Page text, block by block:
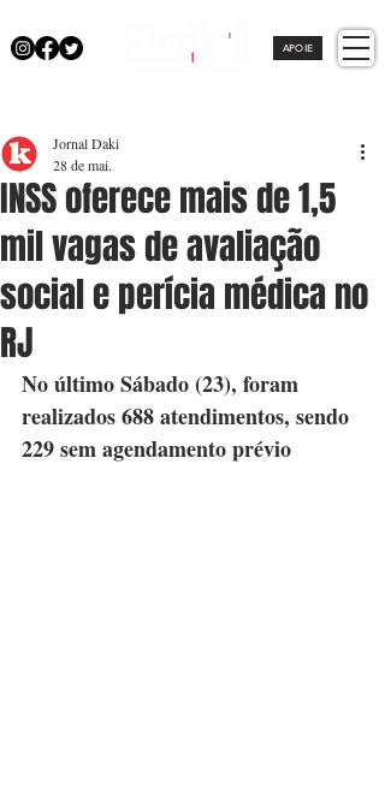
APOIE
INSS oferece mais de 1,5
mil vagas de avaliação
social e perícia médica no
RJ
Jornal Daki
28 de mai.
No último Sábado (23), foram
realizados 688 atendimentos, sendo
229 sem agendamento prévio